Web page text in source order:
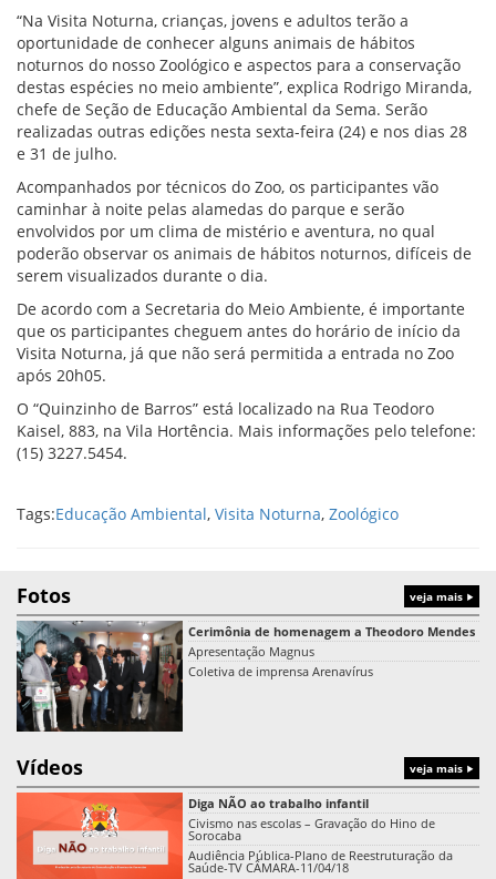
“Na Visita Noturna, crianças, jovens e adultos terão a
oportunidade de conhecer alguns animais de hábitos
noturnos do nosso Zoológico e aspectos para a conservação
destas espécies no meio ambiente”, explica Rodrigo Miranda,
chefe de Seção de Educação Ambiental da Sema. Serão
realizadas outras edições nesta sexta-feira (24) e nos dias 28
e 31 de julho.
Acompanhados por técnicos do Zoo, os participantes vão
caminhar à noite pelas alamedas do parque e serão
envolvidos por um clima de mistério e aventura, no qual
poderão observar os animais de hábitos noturnos, difíceis de
serem visualizados durante o dia.
De acordo com a Secretaria do Meio Ambiente, é importante
que os participantes cheguem antes do horário de início da
Visita Noturna, já que não será permitida a entrada no Zoo
após 20h05.
O “Quinzinho de Barros” está localizado na Rua Teodoro
Kaisel, 883, na Vila Hortência. Mais informações pelo telefone:
(15) 3227.5454.
Tags:Educação Ambiental, Visita Noturna, Zoológico
Fotos veja mais
Cerimônia de homenagem a Theodoro Mendes
Apresentação Magnus
Coletiva de imprensa Arenavírus
Vídeos veja mais
Diga NÃO ao trabalho infantil
Civismo nas escolas – Gravação do Hino de
Sorocaba
Audiência Pública-Plano de Reestruturação da
Saúde-TV CÂMARA-11/04/18